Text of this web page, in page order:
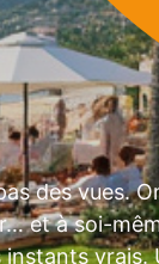
des vues.
et à soi-
instants vrais.